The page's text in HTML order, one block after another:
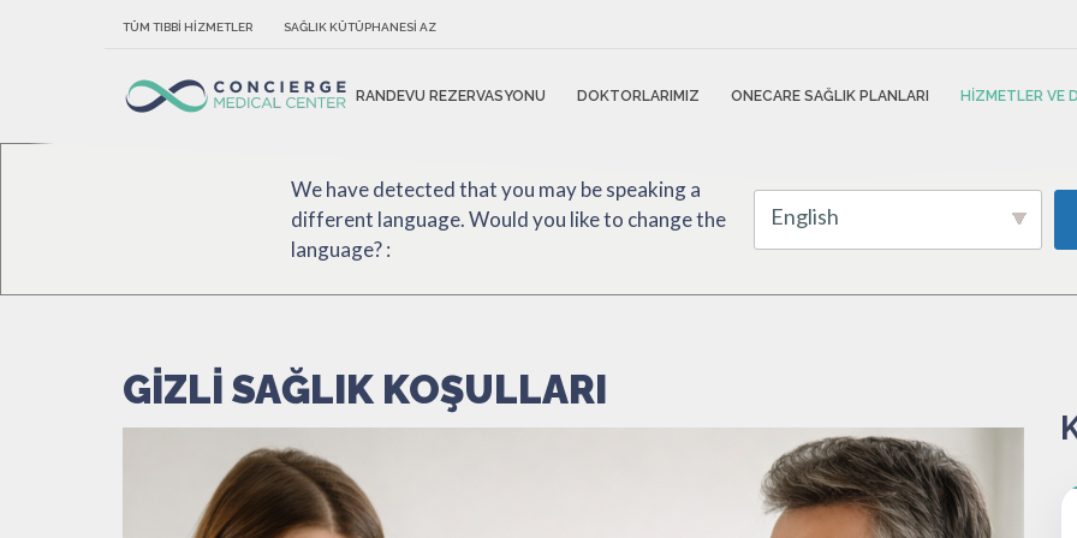
We have detected that you may be speaking a
different language. Would you like to change the
language? :
English
TÜM TIBBI HIZMETLER SAĞLIK KÜTÜPHANESI AZ
RANDEVU REZERVASYONU DOKTORLARIMIZ ONECARE SAĞLIK PLANLARI HIZMETLER VE
GIZLI SAĞLIK KOŞULLARI